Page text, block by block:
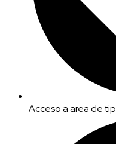
Acceso a area de